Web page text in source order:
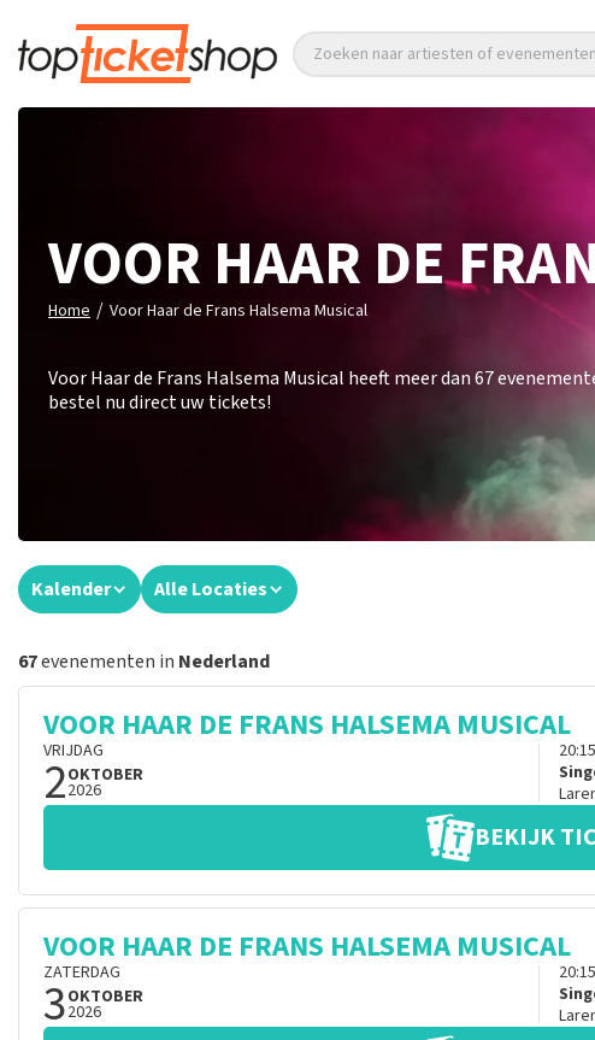
Zoeken naar artiesten of evenementen
VOOR HAAR DE
Home / Voor Haar de Frans Halsema Musical
Voor Haar de Frans Halsema Musical heeft meer dan 67
bestel nu direct uw tickets!
Kalender Alle Locaties
67evenementen in Nederland
VOOR HAAR DE FRANS HALSEMA MUSICAL
VRIJDAG
2OKTOBER
2026
20:15
BEKIJK
VOOR HAAR DE FRANS HALSEMA MUSICAL
ZATERDAG
3OKTOBER
2026
20:15